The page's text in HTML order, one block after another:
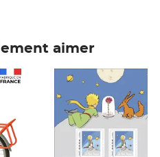
aimer
Prix 7,50€